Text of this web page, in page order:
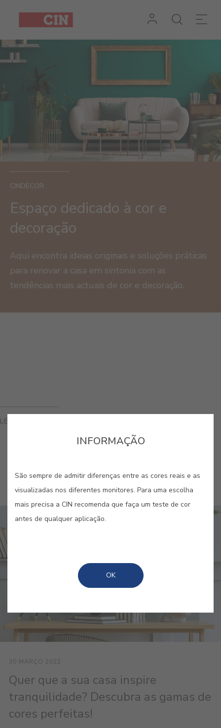
CINDECOR
Espaço dedicado à cor e
decoração
Aqui encontra ideias originais e soluções práticas
para renovar a casa em sintonia com as
tendências mais actuais de cor e decoração.
LEIA TAMBÉM
30 MARÇO 2022
Quer que a sua casa inspire
tranquilidade? Descubra as gamas de
cores perfeitas!
INFORMAÇÃO
São sempre de admitir diferenças entre as cores reais e as
visualizadas nos diferentes monitores. Para uma escolha
mais precisa a CIN recomenda que faça um teste de cor
antes de qualquer aplicação.
OK